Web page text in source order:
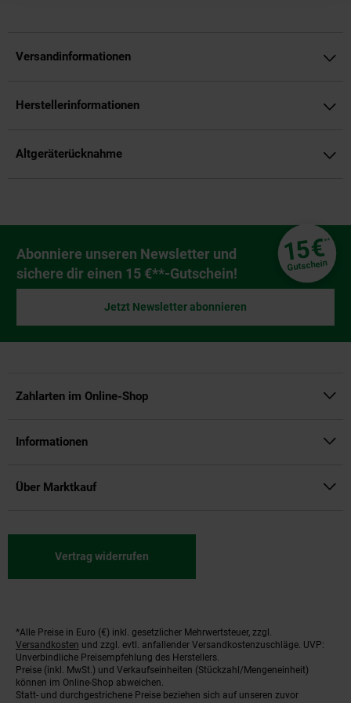
Versandinformationen
Herstellerinformationen
Altgeräterücknahme
Newsletter Anmeldung
Abonniere unseren Newsletter und
sichere dir einen 15 €**-Gutschein!
15€**
Gutschein
Jetzt Newsletter abonnieren
Zahlarten im Online-Shop
Informationen
Über Marktkauf
Vertrag widerrufen
Fußnoten
*Alle Preise in Euro (€) inkl. gesetzlicher Mehrwertsteuer, zzgl.
Versandkosten und zzgl. evtl. anfallender Versandkostenzuschläge. UVP:
Unverbindliche Preisempfehlung des Herstellers.
Preise (inkl. MwSt.) und Verkaufseinheiten (Stückzahl/Mengeneinheit)
können im Online-Shop abweichen.
Statt- und durchgestrichene Preise beziehen sich auf unseren zuvor